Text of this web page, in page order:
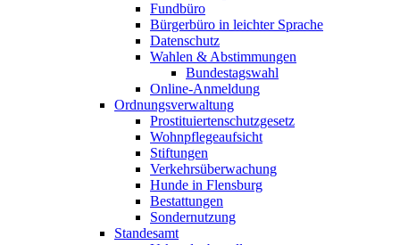
Fundbüro
Bürgerbüro in leichter Sprache
Datenschutz
Wahlen & Abstimmungen
Bundestagswahl
Online-Anmeldung
Ordnungsverwaltung
Prostituiertenschutzgesetz
Wohnpflegeaufsicht
Stiftungen
Verkehrsüberwachung
Hunde in Flensburg
Bestattungen
Sondernutzung
Standesamt